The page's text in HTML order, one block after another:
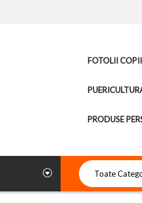
FOTOLII COPII
PRODUSE